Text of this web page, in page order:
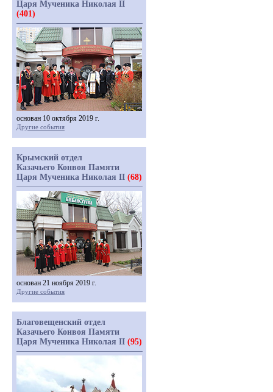
Царя Мученика Николая II
(401)
основан 10 октября 2019 г.
Другие события
Крымский отдел
Казачьего Конвоя Памяти
Царя Мученика Николая II (68)
основан 21 ноября 2019 г.
Другие события
Благовещенский отдел
Казачьего Конвоя Памяти
Царя Мученика Николая II (95)